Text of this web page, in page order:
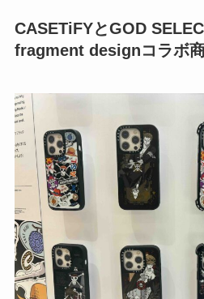
CASETiFYとGOD
fragment designコラボ